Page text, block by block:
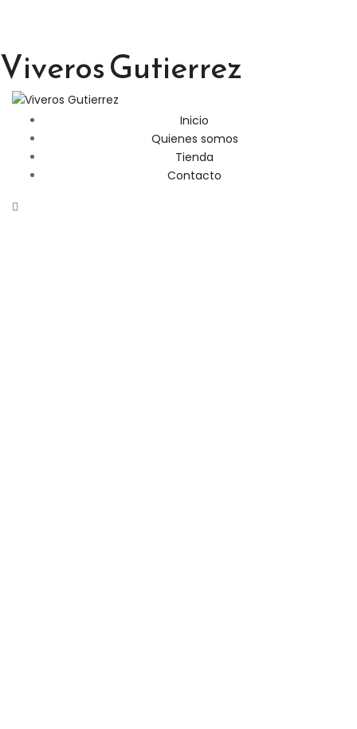
Viveros Gutierrez
Inicio
Quienes somos
Tienda
Contacto